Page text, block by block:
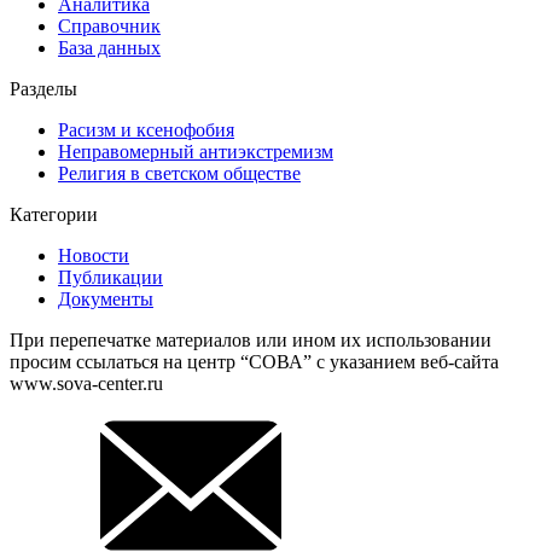
Аналитика
Справочник
База данных
Разделы
Расизм и ксенофобия
Неправомерный антиэкстремизм
Религия в светском обществе
Категории
Новости
Публикации
Документы
При перепечатке материалов или ином их использовании
просим ссылаться на центр “СОВА” с указанием веб-сайта
www.sova-center.ru